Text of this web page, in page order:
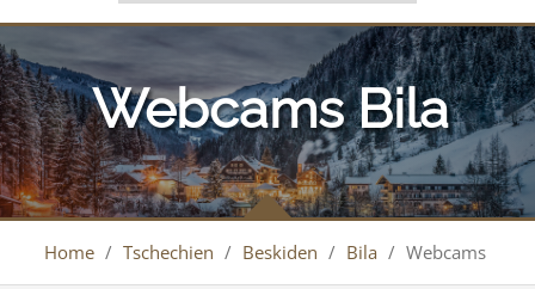
Webcams Bila
Home / Tschechien / Beskiden / Bila / Webcams